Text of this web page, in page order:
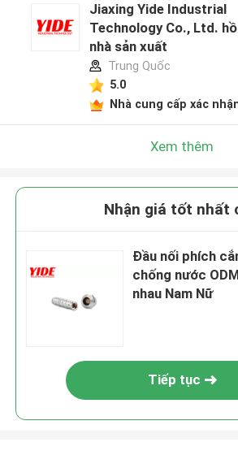
Jiaxing Yide Industrial
Technology Co., Ltd.
nhà sản xuất
Trung Quốc
5.0
Nhà cung cấp xác
Xem thêm
Nhận giá tốt nhất
Đầu nối phích
chống nước
nhau Nam Nữ
Tiếp tục